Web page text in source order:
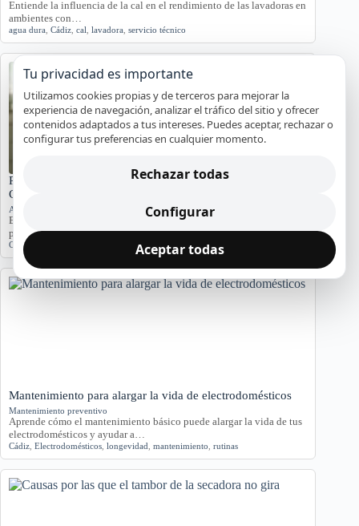
Entiende la influencia de la cal en el rendimiento de las lavadoras en
ambientes con…
agua dura Cádiz cal lavadora servicio técnico
Problemas de Electrodomésticos en Pisos Antiguos de
Cádiz
Averías y orientación en Cádiz
Exploramos los problemas más comunes de electrodomésticos en
pisos antiguos de Cádiz, considerando la humedad…
Cádiz problemas comunes soluciones
Mantenimiento para alargar la vida de electrodomésticos
Mantenimiento preventivo
Aprende cómo el mantenimiento básico puede alargar la vida de tus
electrodomésticos y ayudar a…
Cádiz Electrodomésticos longevidad mantenimiento rutinas
Tu privacidad es importante
Utilizamos cookies propias y de terceros para mejorar la
experiencia de navegación, analizar el tráfico del sitio y ofrecer
contenidos adaptados a tus intereses. Puedes aceptar, rechazar o
configurar tus preferencias en cualquier momento.
Rechazar todas
Configurar
Aceptar todas